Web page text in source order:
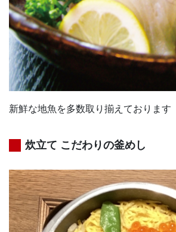
新鮮な地魚を多数取り揃えております
炊立て こだわりの釜めし